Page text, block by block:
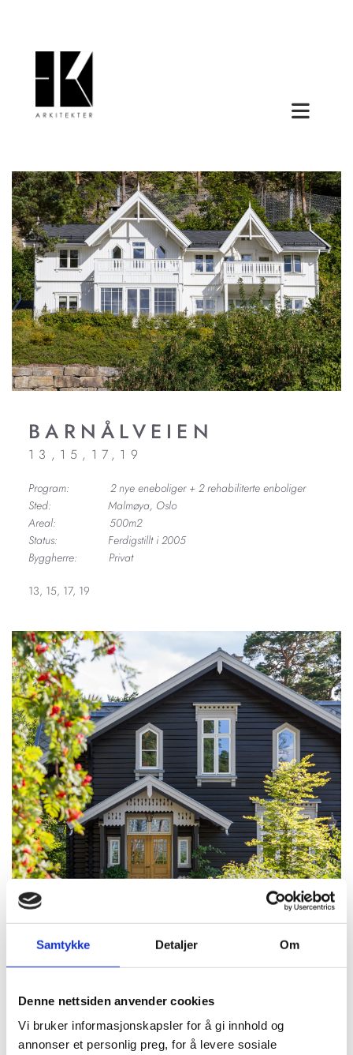
Samtykke Detaljer Om
Denne nettsiden anvender cookies
Vi bruker informasjonskapsler for å gi innhold og
annonser et personlig preg, for å levere sosiale
BARNÅLVEIEN
13,15,17,19
Program: 2 nye eneboliger + 2 rehabiliterte enboliger
Sted: Malmøya, Oslo
Areal: 500m2
Status: Ferdigstillt i 2005
Byggherre: Privat
13, 15, 17, 19